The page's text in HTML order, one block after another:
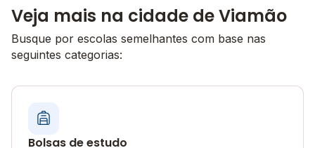
Veja mais na cidade de Viamão
Busque por escolas semelhantes com base nas
seguintes categorias:
Bolsas de estudo